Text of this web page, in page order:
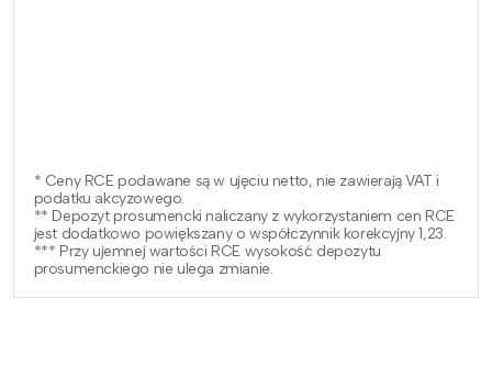
* Ceny RCE podawane są w ujęciu netto, nie zawierają VAT i
podatku akcyzowego.
** Depozyt prosumencki naliczany z wykorzystaniem cen RCE
jest dodatkowo powiększany o współczynnik korekcyjny 1,23.
*** Przy ujemnej wartości RCE wysokość depozytu
prosumenckiego nie ulega zmianie.